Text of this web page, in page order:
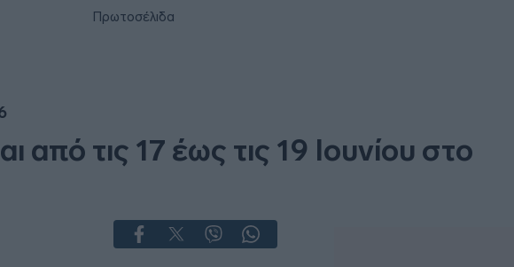
Πρωτοσέλιδα
από τις 17 έως τις 19 Ιουνίου στο